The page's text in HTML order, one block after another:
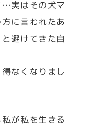
…実はその犬マ
に言われたあ
避けてきた自
なくなりまし
が私を生きる